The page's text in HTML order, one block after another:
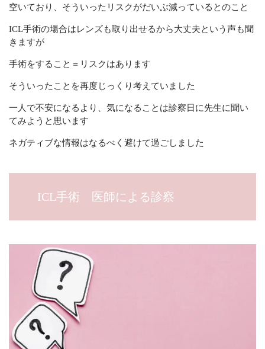
空いており、そういったリスクがだいぶ減っているとのこと
ICL手術の場合はレンズも取り出せるから大丈夫という声も聞
きますが
手術をすること＝リスクはあります
そういったことを再度じっくり考えていました
一人で不安になるより、気になることは診察日に先生に聞い
てみようと思います
ネガティブな情報はなるべく避けて過ごしました
ICL手術 医師による診察